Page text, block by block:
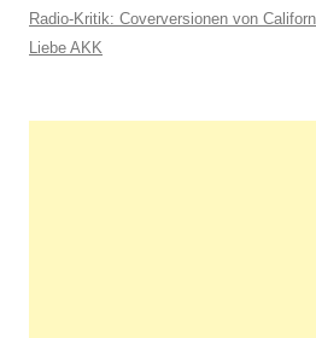
c
h
Radio-Kritik: Coverversionen von
Liebe AKK